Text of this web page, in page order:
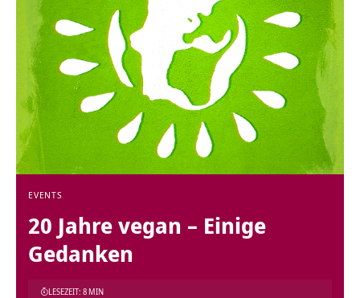
EVENTS
20 Jahre vegan – Einige
Gedanken
LESEZEIT: 8 MIN